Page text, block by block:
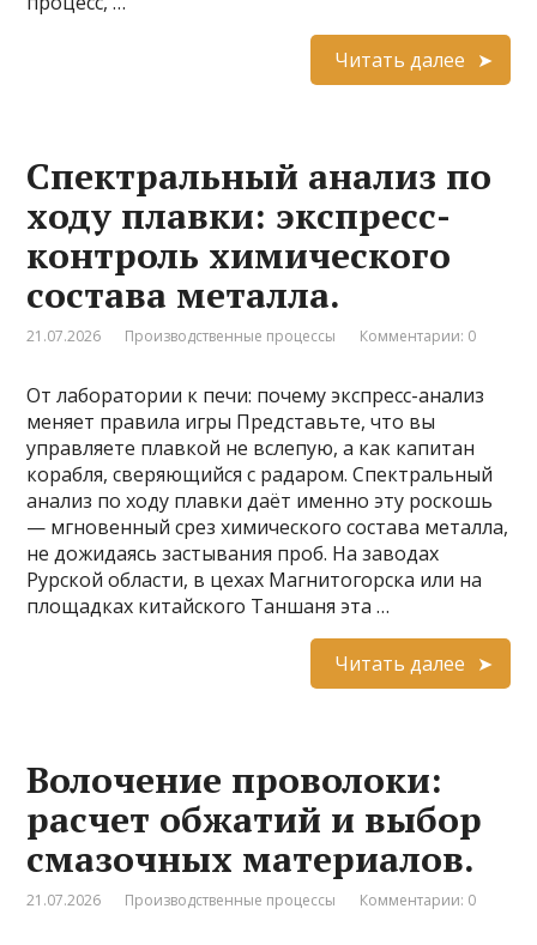
Читать далее
Спектральный анализ по
ходу плавки: экспресс-
контроль химического
состава металла.
21.07.2026 Производственные процессы Комментарии: 0
От лаборатории к печи: почему экспресс-анализ
меняет правила игры Представьте, что вы
управляете плавкой не вслепую, а как капитан
корабля, сверяющийся с радаром. Спектральный
анализ по ходу плавки даёт именно эту роскошь
— мгновенный срез химического состава металла,
не дожидаясь застывания проб. На заводах
Рурской области, в цехах Магнитогорска или на
площадках китайского Таншаня эта …
Читать далее
Волочение проволоки:
расчет обжатий и выбор
смазочных материалов.
21.07.2026 Производственные процессы Комментарии: 0